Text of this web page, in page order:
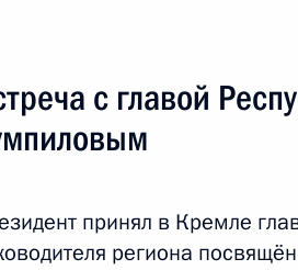
Федеральному Собранию
по важнейшим вопросам
и обращения
с главой
принял в Кремле
региона